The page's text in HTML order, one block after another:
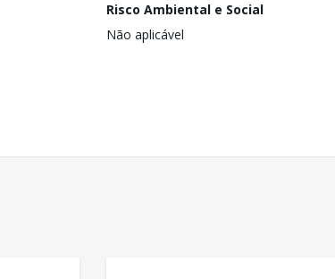
Risco Ambiental e Social
Não aplicável